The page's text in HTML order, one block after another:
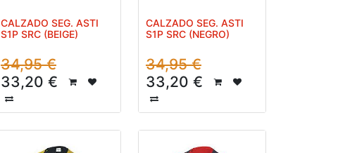
CALZADO SEG. ASTI
S1P SRC (BEIGE)
34,95€
33,20 €
CALZADO SEG. ASTI
S1P SRC (NEGRO)
34,95€
33,20 €